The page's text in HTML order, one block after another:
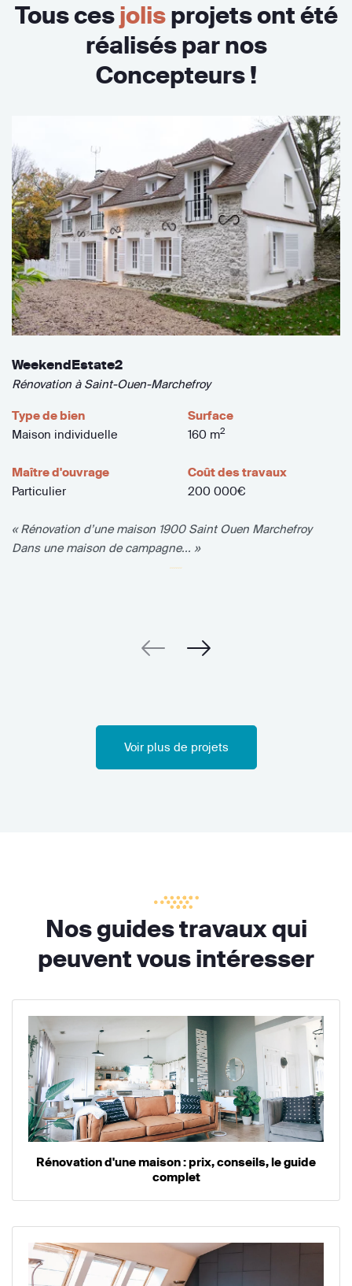
Tous cesjolisprojets ont été
réalisés par nos
Concepteurs !
WeekendEstate2
Rénovation à Saint-Ouen-Marchefroy
Type de bien
Maison individuelle
Surface
160 m2
Maître d'ouvrage
Particulier
Coût des travaux
200 000€
« Rénovation d’une maison 1900 Saint Ouen Marchefroy
Dans une maison de campagne... »
Voir plus de projets
Nos guides travaux qui
peuvent vous intéresser
Rénovation d'une maison : prix, conseils, le guide
complet